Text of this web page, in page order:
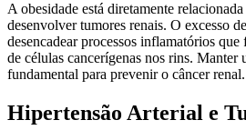
A obesidade está diretamente
desenvolver tumores renais. O excesso
desencadear processos inflamatórios
de células cancerígenas nos rins. Manter
fundamental para prevenir o câncer renal.
Hipertensão Arterial e